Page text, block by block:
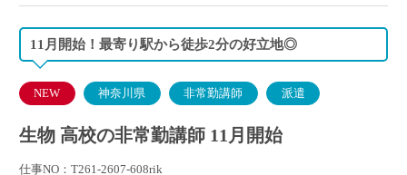
11月開始！最寄り駅から徒歩2分の好立地◎
NEW 神奈川県 非常勤講師 派遣
生物 高校の非常勤講師 11月開始
仕事NO：T261-2607-608rik